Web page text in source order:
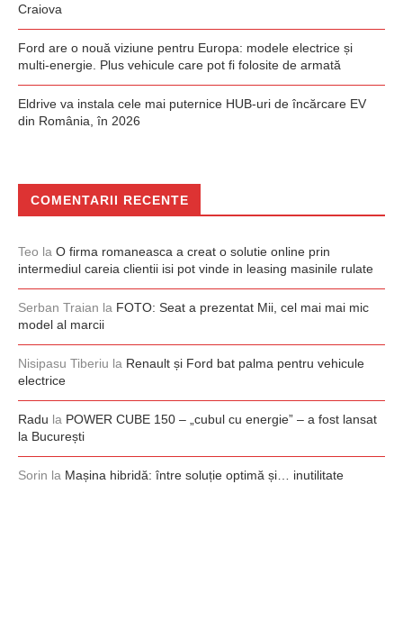
Craiova
Ford are o nouă viziune pentru Europa: modele electrice și
multi-energie. Plus vehicule care pot fi folosite de armată
Eldrive va instala cele mai puternice HUB-uri de încărcare EV
din România, în 2026
COMENTARII RECENTE
Teo la O firma romaneasca a creat o solutie online prin
intermediul careia clientii isi pot vinde in leasing masinile rulate
Serban Traian la FOTO: Seat a prezentat Mii, cel mai mai mic
model al marcii
Nisipasu Tiberiu la Renault și Ford bat palma pentru vehicule
electrice
Radu la POWER CUBE 150 – „cubul cu energie” – a fost lansat
la București
Sorin la Mașina hibridă: între soluție optimă și… inutilitate